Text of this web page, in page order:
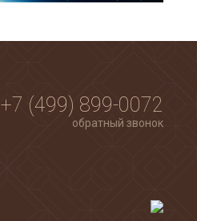
+7 (499) 899-0072
обратный звонок